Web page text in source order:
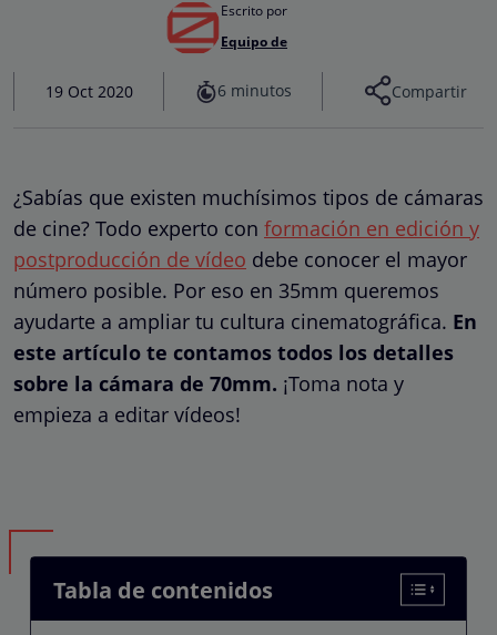
Escrito por
Equipo de
19 Oct 2020 6 minutos Compartir
¿Sabías que existen muchísimos tipos de cámaras
de cine? Todo experto con formación en edición y
postproducción de vídeo debe conocer el mayor
número posible. Por eso en 35mm queremos
ayudarte a ampliar tu cultura cinematográfica. En
este artículo te contamos todos los detalles
sobre la cámara de 70mm. ¡Toma nota y
empieza a editar vídeos!
Tabla de contenidos